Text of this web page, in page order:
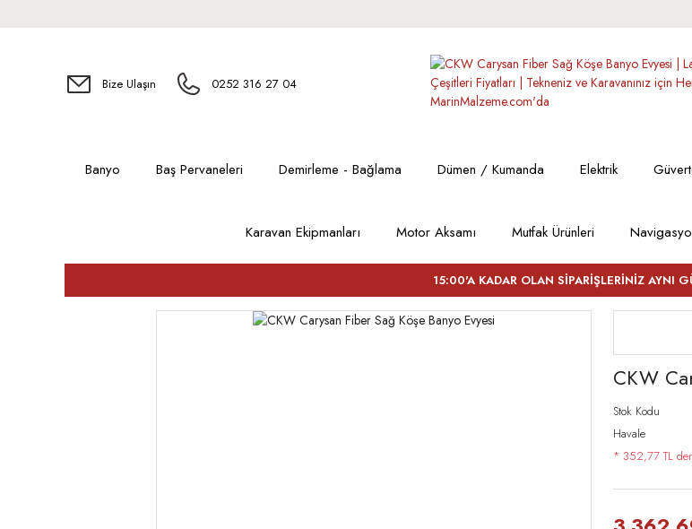
Bize Ulaşın 0252 316 27 04
Banyo Baş Pervaneleri Demirleme - Bağlama Dümen / Kumanda Elektrik
Karavan Ekipmanları Motor Aksamı Mutfak Ürünleri
15:00'A KADAR OLAN SİPARİŞLERİNİZ AYNI
CKW
Stok Kodu
Havale
* 352,77 TL